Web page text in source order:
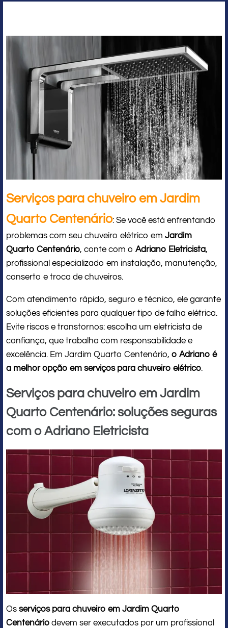
Serviços para chuveiro em Jardim
Quarto Centenário: Se você está enfrentando
problemas com seu chuveiro elétrico em Jardim
Quarto Centenário, conte com o Adriano Eletricista,
profissional especializado em instalação, manutenção,
conserto e troca de chuveiros.
Com atendimento rápido, seguro e técnico, ele garante
soluções eficientes para qualquer tipo de falha elétrica.
Evite riscos e transtornos: escolha um eletricista de
confiança, que trabalha com responsabilidade e
excelência. Em Jardim Quarto Centenário, o Adriano é
a melhor opção em serviços para chuveiro elétrico.
Serviços para chuveiro em Jardim
Quarto Centenário: soluções seguras
com o Adriano Eletricista
Os serviços para chuveiro em Jardim Quarto
Centenário devem ser executados por um profissional